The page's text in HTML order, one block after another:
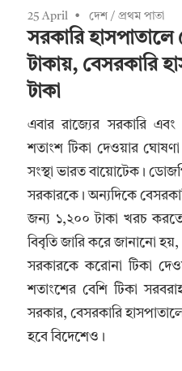
25 April দেশ / প্রথম পাতা
সরকারি হাসপাতালে
টাকায়, বেসরকারি
টাকা
এবার রাজ্যের সরকারি
শতাংশ টিকা দেওয়ার ঘোষণা
সংস্থা ভারত বায়োটেক।
সরকারকে। অন্যদিকে
জন্য ১,২০০ টাকা খরচ করতে
বিবৃতি জারি করে জানানো হয়,
সরকারকে করোনা টিকা
শতাংশের বেশি টিকা
সরকার, বেসরকারি
হবে বিদেশেও।